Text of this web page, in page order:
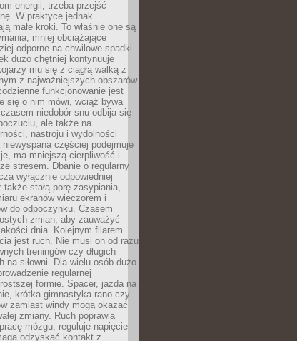
energii, trzeba przejść
W praktyce jednak
małe kroki. To właśnie one są
mniej obciążające
odporne na chwilowe spadki
dużo chętniej kontynuuje
mu się z ciągłą walką z
z najważniejszych obszarów
funkcjonowanie jest
się o nim mówi, wciąż bywa
niedobór snu odbija się
ale także na
nastroju i wydolności
częściej podejmuje
ma mniejszą cierpliwość i
stresem. Dbanie o regularny
wyłącznie odpowiedniej
także stałą porę zasypiania,
ekranów wieczorem i
do odpoczynku. Czasem
zmian, aby zauważyć
dnia. Kolejnym filarem
jest ruch. Nie musi on od razu
treningów czy długich
na siłowni. Dla wielu osób dużo
regularnej
formie. Spacer, jazda na
krótka gimnastyka rano czy
zamiast windy mogą okazać
zmiany. Ruch poprawia
mózgu, reguluje napięcie
odzyskać kontakt z